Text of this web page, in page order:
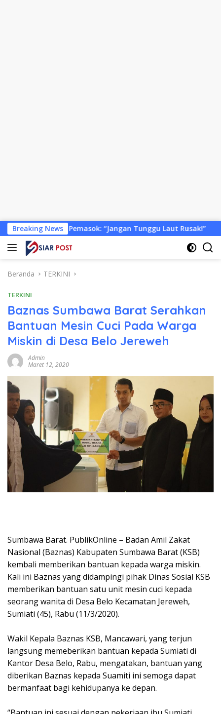
Langsung
ke
konten
Breaking News“Jangan Tunggu Laut Rusak!” Tongkang
Beranda TERKINI
TERKINI
Baznas Sumbawa Barat Serahkan
Bantuan Mesin Cuci Pada Warga
Miskin di Desa Belo Jereweh
Admin
Maret 12, 2020
Sumbawa Barat. PublikOnline – Badan Amil Zakat
Nasional (Baznas) Kabupaten Sumbawa Barat (KSB)
kembali memberikan bantuan kepada warga miskin.
Kali ini Baznas yang didampingi pihak Dinas Sosial KSB
memberikan bantuan satu unit mesin cuci kepada
seorang wanita di Desa Belo Kecamatan Jereweh,
Sumiati (45), Rabu (11/3/2020).
Wakil Kepala Baznas KSB, Mancawari, yang terjun
langsung memeberikan bantuan kepada Sumiati di
Kantor Desa Belo, Rabu, mengatakan, bantuan yang
diberikan Baznas kepada Suamiti ini semoga dapat
bermanfaat bagi kehidupanya ke depan.